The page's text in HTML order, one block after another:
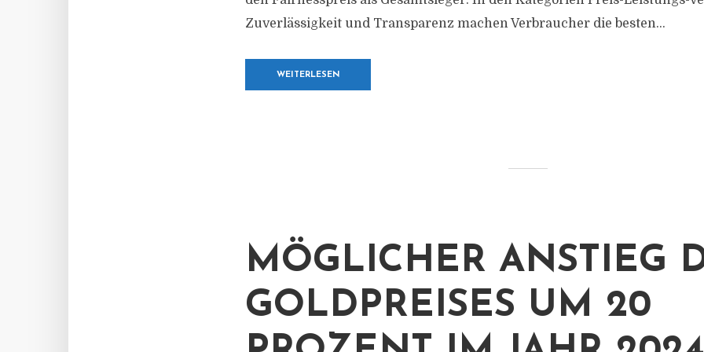
Zuverlässigkeit und Transparenz machen Verbraucher die besten...
WEITERLESEN
MÖGLICHER ANSTIEG
GOLDPREISES UM 20